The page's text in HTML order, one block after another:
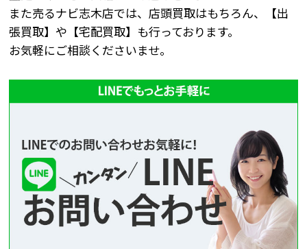
また売るナビ志木店では、店頭買取はもちろん、【出
張買取】や【宅配買取】も行っております。
お気軽にご相談くださいませ。